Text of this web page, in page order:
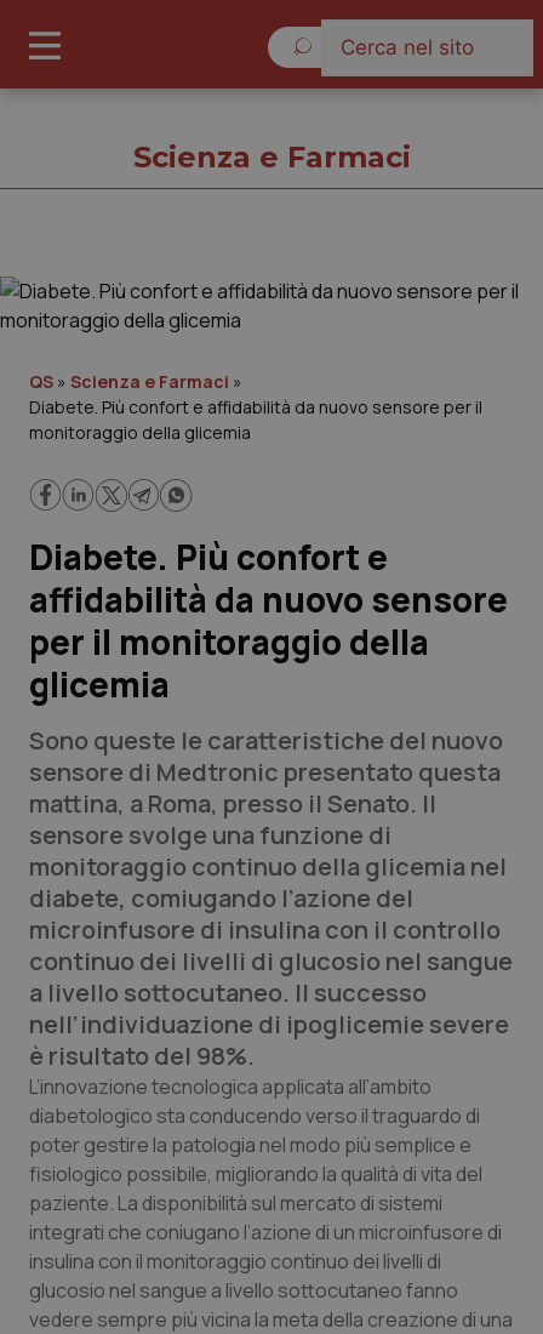
Governo e Parlamento
Regioni e Asl
Lavoro e Professioni
Scienza e Farmaci
Studi e Analisi
Lettere al direttore
Edizioni Regionali
QS Pro
Professionisti Sanitari.AI
Abruzzo
Basilicata
Calabria
Campania
Emilia-Romagna
Friuli Venezia Giulia
QS Pro Gold
Artrite & artrosi
Asma & BPCO
Car-T
Colesterolo & coronaropatie
Dermatite Atopica
QS Club Newsletter
Scienza e Farmaci
QS » Scienza e Farmaci »
Diabete. Più confort e affidabilità da nuovo sensore per il
monitoraggio della glicemia
Diabete. Più confort e
affidabilità da nuovo sensore
per il monitoraggio della
glicemia
Sono queste le caratteristiche del nuovo
sensore di Medtronic presentato questa
mattina, a Roma, presso il Senato. Il
sensore svolge una funzione di
monitoraggio continuo della glicemia nel
diabete, comiugando l’azione del
microinfusore di insulina con il controllo
continuo dei livelli di glucosio nel sangue
a livello sottocutaneo. Il successo
nell’individuazione di ipoglicemie severe
è risultato del 98%.
L’innovazione tecnologica applicata all’ambito
diabetologico sta conducendo verso il traguardo di
poter gestire la patologia nel modo più semplice e
fisiologico possibile, migliorando la qualità di vita del
paziente. La disponibilità sul mercato di sistemi
integrati che coniugano l’azione di un microinfusore di
insulina con il monitoraggio continuo dei livelli di
glucosio nel sangue a livello sottocutaneo fanno
vedere sempre più vicina la meta della creazione di una